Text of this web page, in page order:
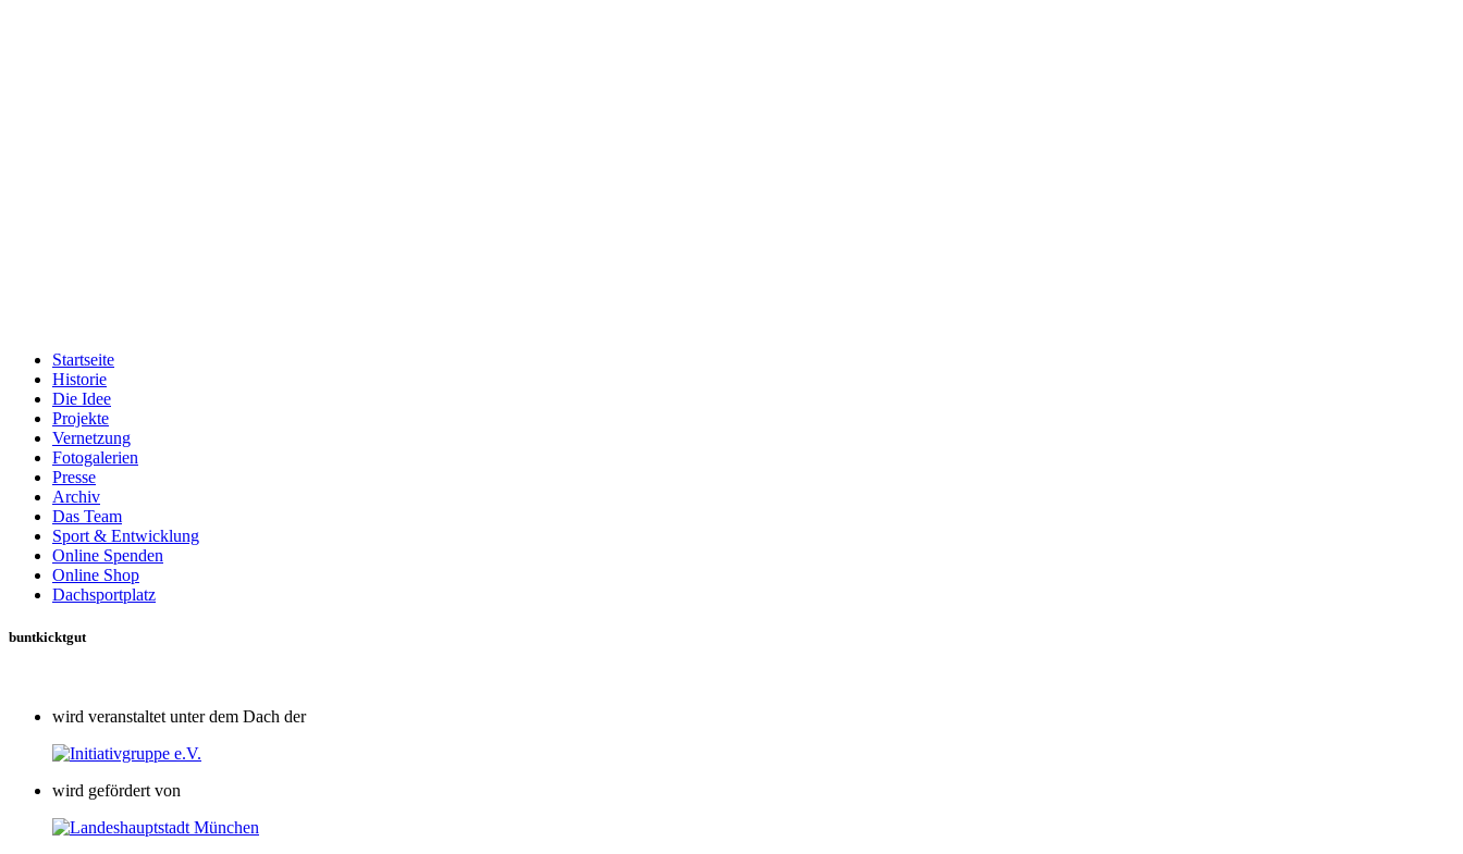
Startseite
Historie
Die Idee
Projekte
Vernetzung
Fotogalerien
Presse
Archiv
Das Team
Sport & Entwicklung
Online Spenden
Online Shop
Dachsportplatz
buntkicktgut
wird veranstaltet unter dem Dach der
wird gefördert von